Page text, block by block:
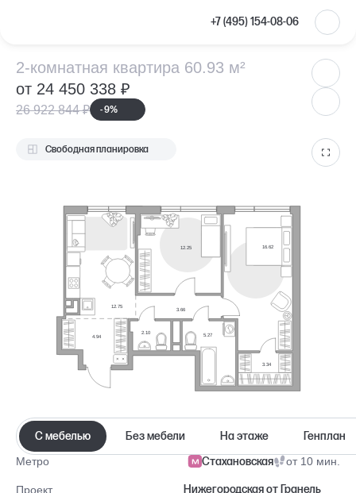
+7 (495) 154-08-06
2-комнатная
2-комнатная квартира 60.93 м²
от 24 450 338 ₽
26 922 844 ₽ - 9%
VKontakte
Метро Стахановская от 10 мин.
Проект Нижегородская от Гранель
16.62
12.25
12.75
3.34
2.10
5.27
3.66
4.94
Свободная планировка
С мебелью Без мебели На этаже Генплан